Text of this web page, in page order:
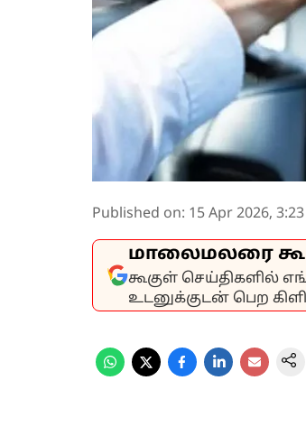
Published on: 15 Apr 2026,
மாலைமலரை
கூகுள் செய்திகளில்
உடனுக்குடன் பெற